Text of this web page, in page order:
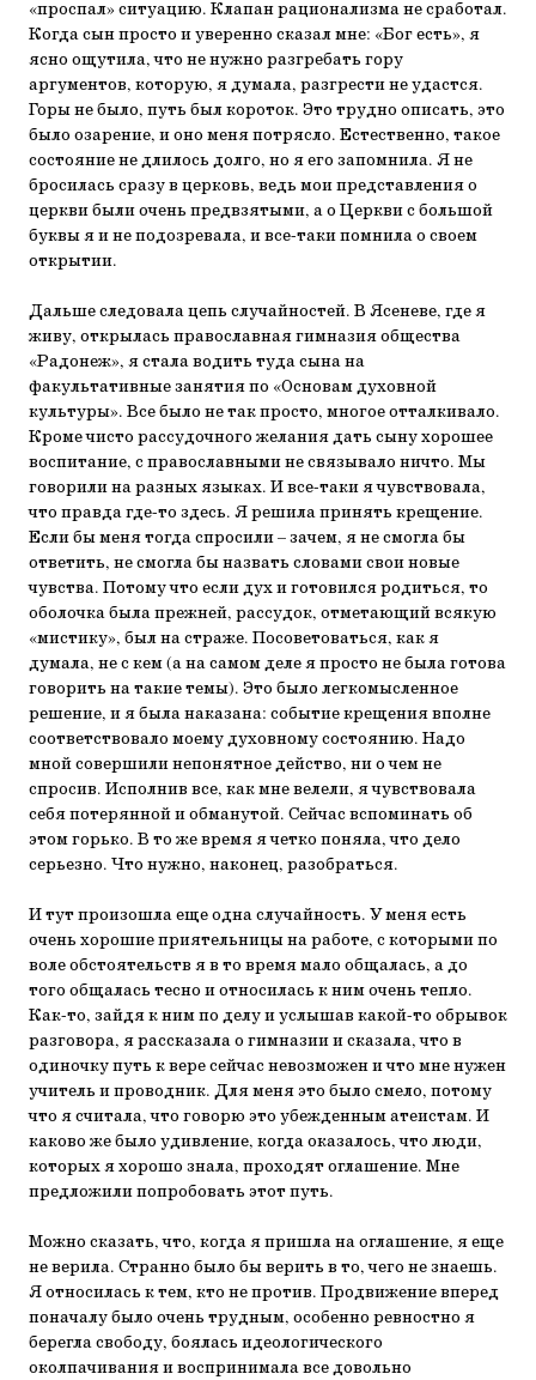
«проспал» ситуацию. Клапан рационализма не сработал.
Когда сын просто и уверенно сказал мне: «Бог есть», я
ясно ощутила, что не нужно разгребать гору
аргументов, которую, я думала, разгрести не удастся.
Горы не было, путь был короток. Это трудно описать, это
было озарение, и оно меня потрясло. Естественно, такое
состояние не длилось долго, но я его запомнила. Я не
бросилась сразу в церковь, ведь мои представления о
церкви были очень предвзятыми, а о Церкви с большой
буквы я и не подозревала, и все-таки помнила о своем
открытии.
Дальше следовала цепь случайностей. В Ясеневе, где я
живу, открылась православная гимназия общества
«Радонеж», я стала водить туда сына на
факультативные занятия по «Основам духовной
культуры». Все было не так просто, многое отталкивало.
Кроме чисто рассудочного желания дать сыну хорошее
воспитание, с православными не связывало ничто. Мы
говорили на разных языках. И все-таки я чувствовала,
что правда где-то здесь. Я решила принять крещение.
Если бы меня тогда спросили – зачем, я не смогла бы
ответить, не смогла бы назвать словами свои новые
чувства. Потому что если дух и готовился родиться, то
оболочка была прежней, рассудок, отметающий всякую
«мистику», был на страже. Посоветоваться, как я
думала, не с кем (а на самом деле я просто не была готова
говорить на такие темы). Это было легкомысленное
решение, и я была наказана: событие крещения вполне
соответствовало моему духовному состоянию. Надо
мной совершили непонятное действо, ни о чем не
спросив. Исполнив все, как мне велели, я чувствовала
себя потерянной и обманутой. Сейчас вспоминать об
этом горько. В то же время я четко поняла, что дело
серьезно. Что нужно, наконец, разобраться.
И тут произошла еще одна случайность. У меня есть
очень хорошие приятельницы на работе, с которыми по
воле обстоятельств я в то время мало общалась, а до
того общалась тесно и относилась к ним очень тепло.
Как-то, зайдя к ним по делу и услышав какой-то обрывок
разговора, я рассказала о гимназии и сказала, что в
одиночку путь к вере сейчас невозможен и что мне нужен
учитель и проводник. Для меня это было смело, потому
что я считала, что говорю это убежденным атеистам. И
каково же было удивление, когда оказалось, что люди,
которых я хорошо знала, проходят оглашение. Мне
предложили попробовать этот путь.
Можно сказать, что, когда я пришла на оглашение, я еще
не верила. Странно было бы верить в то, чего не знаешь.
Я относилась к тем, кто не против. Продвижение вперед
поначалу было очень трудным, особенно ревностно я
берегла свободу, боялась идеологического
околпачивания и воспринимала все довольно